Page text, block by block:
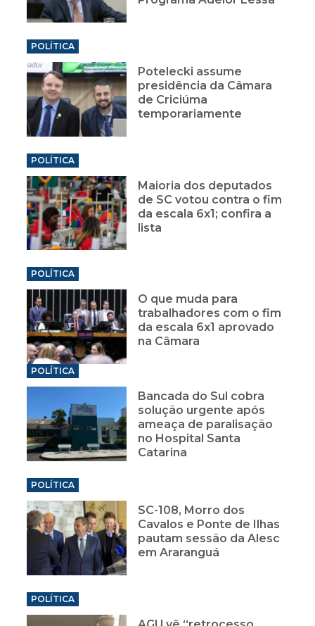
POLÍTICA
Potelecki assume
presidência da Câmara
de Criciúma
temporariamente
POLÍTICA
Maioria dos deputados
de SC votou contra o fim
da escala 6x1; confira a
lista
POLÍTICA
O que muda para
trabalhadores com o fim
da escala 6x1 aprovado
na Câmara
POLÍTICA
Bancada do Sul cobra
solução urgente após
ameaça de paralisação
no Hospital Santa
Catarina
POLÍTICA
SC-108, Morro dos
Cavalos e Ponte de Ilhas
pautam sessão da Alesc
em Araranguá
POLÍTICA